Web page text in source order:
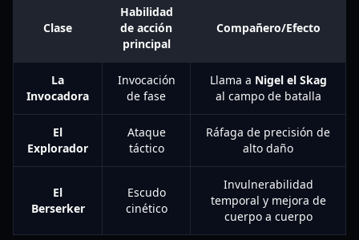
Clase
Habilidad
de acción
principal
Compañero/Efecto
La
Invocadora
Invocación
de fase
Llama a Nigel el Skag
al campo de batalla
El
Explorador
Ataque
táctico
Ráfaga de precisión de
alto daño
El
Berserker
Escudo
cinético
Invulnerabilidad
temporal y mejora de
cuerpo a cuerpo